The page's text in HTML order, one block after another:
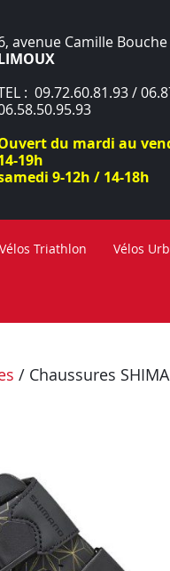
avenue Camille Bouche
: 09.72.60.81.93 /
du mardi au
19h
9-12h / 14-18h
Vélos Triathlon Vélos
/ Chaussures